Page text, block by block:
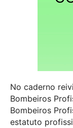
No caderno
Bombeiros
Bombeiros
estatuto